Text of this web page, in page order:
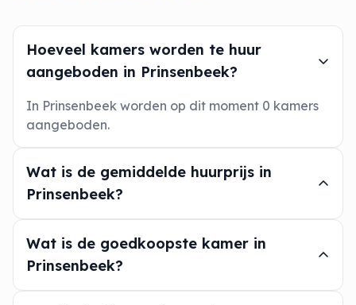
Hoeveel kamers worden te huur
aangeboden in Prinsenbeek?
In Prinsenbeek worden op dit moment 0 kamers
aangeboden.
Wat is de gemiddelde huurprijs in
Prinsenbeek?
Wat is de goedkoopste kamer in
Prinsenbeek?